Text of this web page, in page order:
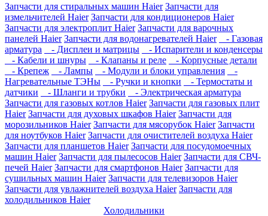
Запчасти для стиральных машин Haier Запчасти для
измельчителей Haier Запчасти для кондиционеров Haier
Запчасти для электроплит Haier Запчасти для варочных
панелей Haier Запчасти для водонагревателей Haier
- Газовая
арматура
- Дисплеи и матрицы
- Испарители и конденсеры
- Кабели и шнуры
- Клапаны и реле
- Корпусные детали
- Крепеж
- Лампы - Модули и блоки управления
-
Нагревательные ТЭНы
- Ручки и кнопки
- Термостаты и
датчики
- Шланги и трубки
- Электрическая арматура
Запчасти для газовых котлов Haier Запчасти для газовых плит
Haier Запчасти для духовых шкафов Haier Запчасти для
морозильников Haier Запчасти для мясорубок Haier Запчасти
для ноутбуков Haier Запчасти для очистителей воздуха Haier
Запчасти для планшетов Haier Запчасти для посудомоечных
машин Haier Запчасти для пылесосов Haier Запчасти для СВЧ-
печей Haier Запчасти для смартфонов Haier Запчасти для
сушильных машин Haier Запчасти для телевизоров Haier
Запчасти для увлажнителей воздуха Haier Запчасти для
холодильников Haier
Холодильники